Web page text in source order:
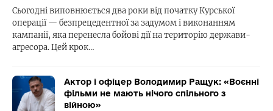
Сьогодні виповнюється два роки від початку Курської
операції — безпрецедентної за задумом і виконанням
кампанії, яка перенесла бойові дії на територію держави-
агресора. Цей крок…
Актор і офіцер Володимир Ращук: «Воєнні
фільми не мають нічого спільного з
війною»